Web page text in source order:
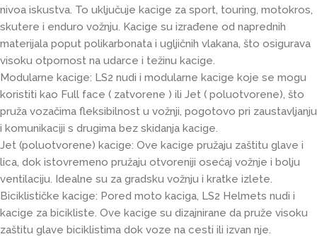
nivoa iskustva. To uključuje kacige za sport, touring, motokros,
skutere i enduro vožnju. Kacige su izrađene od naprednih
materijala poput polikarbonata i ugljičnih vlakana, što osigurava
visoku otpornost na udarce i težinu kacige.
Modularne kacige: LS2 nudi i modularne kacige koje se mogu
koristiti kao Full face ( zatvorene ) ili Jet ( poluotvorene), što
pruža vozačima fleksibilnost u vožnji, pogotovo pri zaustavljanju
i komunikaciji s drugima bez skidanja kacige.
Jet (poluotvorene) kacige: Ove kacige pružaju zaštitu glave i
lica, dok istovremeno pružaju otvoreniji osećaj vožnje i bolju
ventilaciju. Idealne su za gradsku vožnju i kratke izlete.
Biciklističke kacige: Pored moto kaciga, LS2 Helmets nudi i
kacige za bicikliste. Ove kacige su dizajnirane da pruže visoku
zaštitu glave biciklistima dok voze na cesti ili izvan nje.